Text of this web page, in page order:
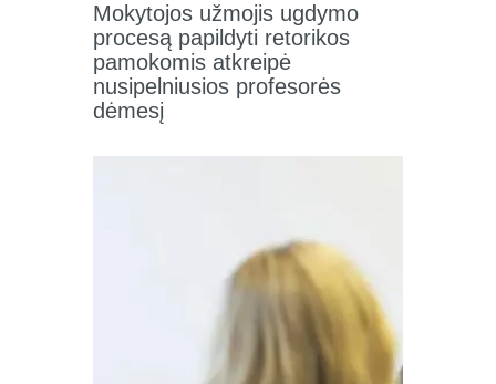
Mokytojos užmojis ugdymo
procesą papildyti retorikos
pamokomis atkreipė
nusipelniusios profesorės
dėmesį